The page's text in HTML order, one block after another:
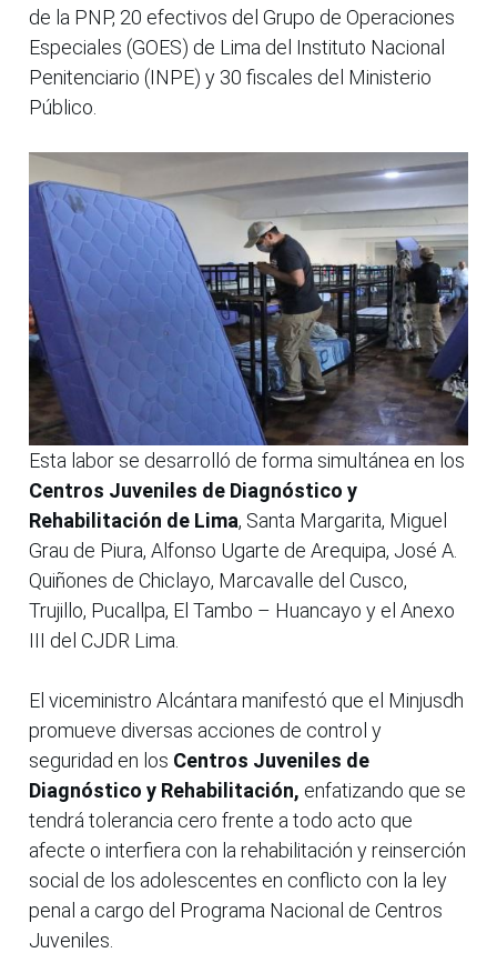
de la PNP, 20 efectivos del Grupo de Operaciones
Especiales (GOES) de Lima del Instituto Nacional
Penitenciario (INPE) y 30 fiscales del Ministerio
Público.
Esta labor se desarrolló de forma simultánea en los
Centros Juveniles de Diagnóstico y
Rehabilitación de Lima, Santa Margarita, Miguel
Grau de Piura, Alfonso Ugarte de Arequipa, José A.
Quiñones de Chiclayo, Marcavalle del Cusco,
Trujillo, Pucallpa, El Tambo – Huancayo y el Anexo
III del CJDR Lima.
El viceministro Alcántara manifestó que el Minjusdh
promueve diversas acciones de control y
seguridad en los Centros Juveniles de
Diagnóstico y Rehabilitación, enfatizando que se
tendrá tolerancia cero frente a todo acto que
afecte o interfiera con la rehabilitación y reinserción
social de los adolescentes en conflicto con la ley
penal a cargo del Programa Nacional de Centros
Juveniles.